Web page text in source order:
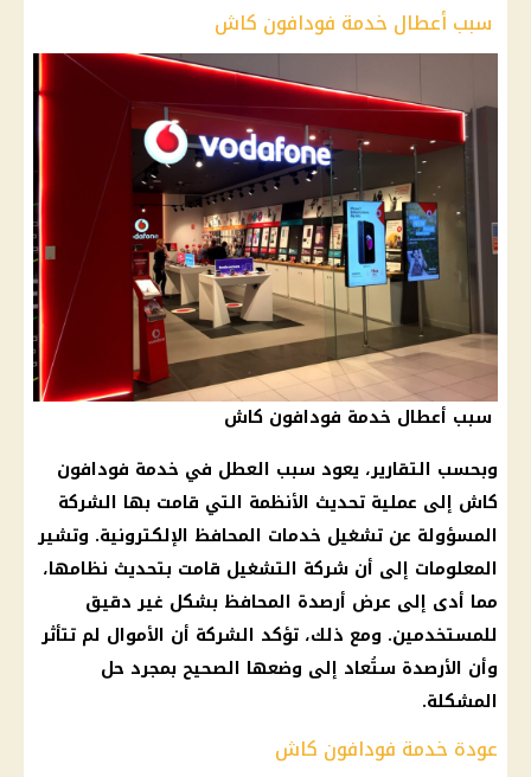
سبب أعطال خدمة فودافون كاش
سبب أعطال خدمة فودافون كاش
وبحسب التقارير، يعود سبب العطل في خدمة فودافون
كاش إلى عملية تحديث الأنظمة التي قامت بها الشركة
المسؤولة عن تشغيل خدمات المحافظ الإلكترونية. وتشير
المعلومات إلى أن شركة التشغيل قامت بتحديث نظامها،
مما أدى إلى عرض أرصدة المحافظ بشكل غيردقيق
للمستخدمين. ومع ذلك، تؤكد الشركة أن الأموال لم تتأثر
وأن الأرصدة ستُعاد إلى وضعها الصحيح بمجرد حل
المشكلة.
عودة خدمة فودافون كاش